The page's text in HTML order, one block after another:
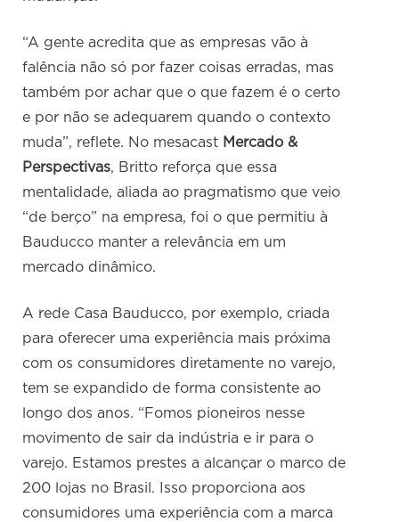
“A gente acredita que as empresas vão à
falência não só por fazer coisas erradas, mas
também por achar que o que fazem é o certo
e por não se adequarem quando o contexto
muda”, reflete. No mesacast Mercado &
Perspectivas, Britto reforça que essa
mentalidade, aliada ao pragmatismo que veio
“de berço” na empresa, foi o que permitiu à
Bauducco manter a relevância em um
mercado dinâmico.
A rede Casa Bauducco, por exemplo, criada
para oferecer uma experiência mais próxima
com os consumidores diretamente no varejo,
tem se expandido de forma consistente ao
longo dos anos. “Fomos pioneiros nesse
movimento de sair da indústria e ir para o
varejo. Estamos prestes a alcançar o marco de
200 lojas no Brasil. Isso proporciona aos
consumidores uma experiência com a marca